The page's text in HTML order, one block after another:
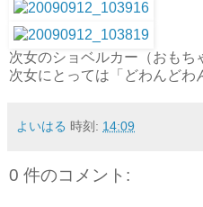
次女のショベルカー（おもち
次女にとっては「どわんどわ
よいはる 時刻: 14:09
0 件のコメント: